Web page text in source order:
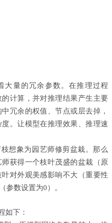
大量的冗余参数。在推理过程
计算，并对推理结果产生主要
冗余的权值、节点或层去掉，
。让模型在推理效果、推理速
想象为园艺师修剪盆栽。那么
获得一个枝叶茂盛的盆栽（原
对外观美感影响不大（重要性
参数设置为0）。
如下：